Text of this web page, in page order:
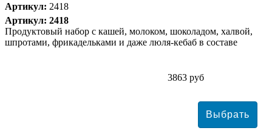
Артикул: 2418
Артикул: 2418
Продуктовый набор с кашей, молоком, шоколадом, халвой,
шпротами, фрикадельками и даже люля-кебаб в составе
3863 руб